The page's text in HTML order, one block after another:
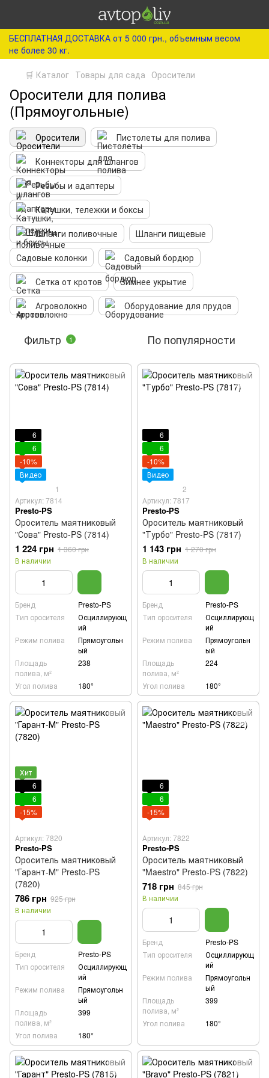
БЕСПЛАТНАЯ ДОСТАВКА от 5 000 грн., объемным весом
не более 30 кг.
🛒 Каталог Товары для сада Оросители
Оросители для полива
(Прямоугольные)
Оросители
Пистолеты для полива
Коннекторы для шлангов
Резьбы и адаптеры
Катушки, тележки и боксы
Шланги поливочные
Шланги пищевые
Садовые колонки
Садовый бордюр
Сетка от кротов
Зимнее укрытие
Агроволокно
Оборудование для прудов
Фильтр 1 По популярности
6
6
-10%
Видео
1
Артикул: 7814
Presto-PS
Ороситель маятниковый
"Сова" Presto-PS (7814)
1 224 грн 1 360 грн
В наличии
Бренд
Presto-PS
Тип оросителя
Осциллирующ
ий
Режим полива
Прямоугольн
ый
Площадь
полива, м²
238
Угол полива 180°
6
6
-10%
Видео
2
Артикул: 7817
Presto-PS
Ороситель маятниковый
"Турбо" Presto-PS (7817)
1 143 грн 1 270 грн
В наличии
Бренд
Presto-PS
Тип оросителя
Осциллирующ
ий
Режим полива
Прямоугольн
ый
Площадь
полива, м²
224
Угол полива 180°
Хит
6
6
-15%
Артикул: 7820
Presto-PS
Ороситель маятниковый
"Гарант-М" Presto-PS
(7820)
786 грн 925 грн
В наличии
Бренд
Presto-PS
Тип оросителя
Осциллирующ
ий
Режим полива
Прямоугольн
ый
Площадь
полива, м²
399
Угол полива 180°
6
6
-15%
Артикул: 7822
Presto-PS
Ороситель маятниковый
"Maestro" Presto-PS (7822)
718 грн 845 грн
В наличии
Бренд
Presto-PS
Тип оросителя
Осциллирующ
ий
Режим полива
Прямоугольн
ый
Площадь
полива, м²
399
Угол полива 180°